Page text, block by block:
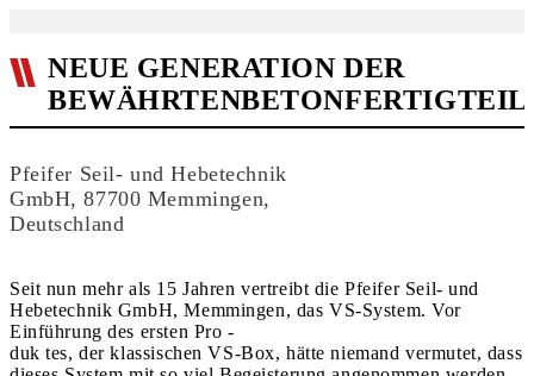
NEUE GENERATION DER
Pfeifer Seil- und Hebetechnik
GmbH, 87700 Memmingen,
Deutschland
Seit nun mehr als 15 Jahren vertreibt die Pfeifer Seil- und
Hebetechnik GmbH, Memmingen, das VS-System. Vor
Einführung des ersten Pro -
duk tes, der klassischen VS-Box, hätte niemand vermutet, dass